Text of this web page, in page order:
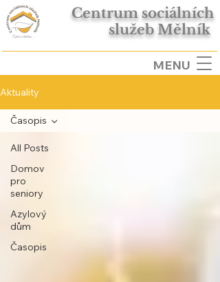
Centrum sociálních
služeb Mělník
MENU
Aktuality
All Posts
Domov
pro
seniory
Azylový
dům
Časopis
Časopis